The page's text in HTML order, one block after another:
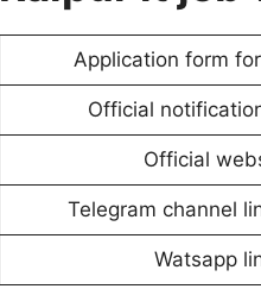
Application form
Official
Official
Telegram channel
Watsapp